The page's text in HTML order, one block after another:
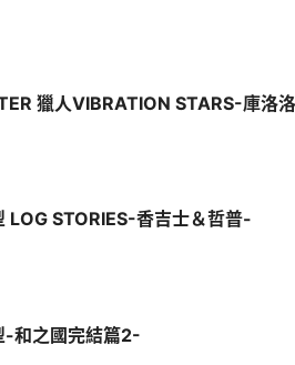
獵人VIBRATION STARS-庫洛
LOG STORIES-香吉士＆哲普-
和之國完結篇2-